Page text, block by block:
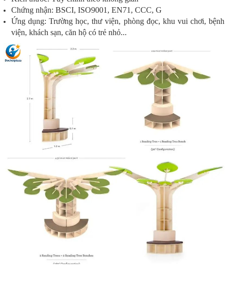
Chứng nhận: BSCI, ISO9001, EN71, CCC, G
Ứng dụng: Trường học, thư viện, phòng đọc, khu vui chơi, bệnh
viện, khách sạn, căn hộ có trẻ nhỏ...